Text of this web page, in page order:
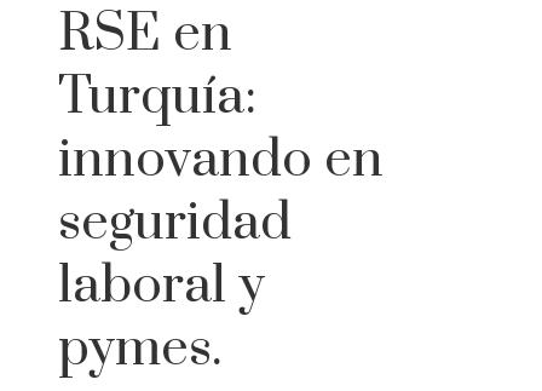
RSE en
Turquía:
innovando en
seguridad
laboral y
pymes.